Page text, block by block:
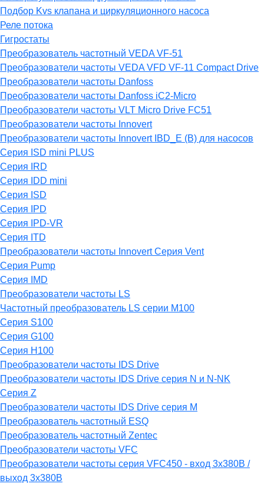
Подбор Kvs клапана и циркуляционного насоса
Реле потока
Гигростаты
Преобразователь частотный VEDA VF-51
Преобразователи частоты VEDA VFD VF-11 Compact Drive
Преобразователи частоты Danfoss
Преобразователи частоты Danfoss iC2-Micro
Преобразователи частоты VLT Micro Drive FC51
Преобразователи частоты Innovert
Преобразователи частоты Innovert IBD_E (B) для насосов
Серия ISD mini PLUS
Серия IRD
Серия IDD mini
Серия ISD
Серия IPD
Серия IPD-VR
Серия ITD
Преобразователи частоты Innovert Серия Vent
Серия Pump
Серия IMD
Преобразователи частоты LS
Частотный преобразователь LS серии M100
Серия S100
Серия G100
Серия H100
Преобразователи частоты IDS Drive
Преобразователи частоты IDS Drive серия N и N-NK
Серия Z
Преобразователи частоты IDS Drive серия М
Преобразователь частотный ESQ
Преобразователь частотный Zentec
Преобразователи частоты VFC
Преобразователи частоты серия VFC450 - вход 3х380В /
выход 3х380В